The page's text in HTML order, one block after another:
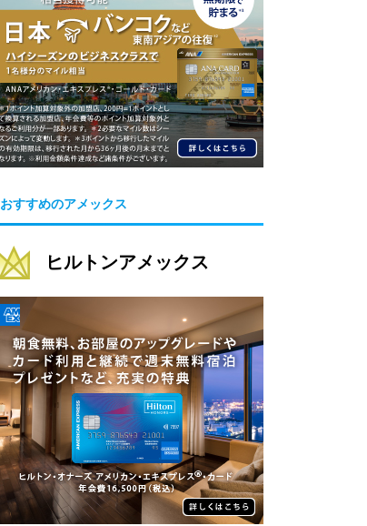
おすすめのアメックス
ヒルトンアメックス